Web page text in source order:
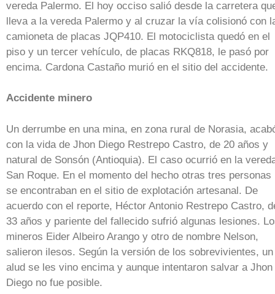
vereda Palermo. El hoy occiso salió desde la carretera
lleva a la vereda Palermo y al cruzar la vía colisionó con
camioneta de placas JQP410. El motociclista quedó en el
piso y un tercer vehículo, de placas RKQ818, le pasó por
encima. Cardona Castaño murió en el sitio del accidente.
Accidente minero
Un derrumbe en una mina, en zona rural de Norasia,
con la vida de Jhon Diego Restrepo Castro, de 20 años y
natural de Sonsón (Antioquia). El caso ocurrió en la
San Roque. En el momento del hecho otras tres personas
se encontraban en el sitio de explotación artesanal. De
acuerdo con el reporte, Héctor Antonio Restrepo Castro,
33 años y pariente del fallecido sufrió algunas lesiones.
mineros Eider Albeiro Arango y otro de nombre Nelson,
salieron ilesos. Según la versión de los sobrevivientes, un
alud se les vino encima y aunque intentaron salvar a Jhon
Diego no fue posible.